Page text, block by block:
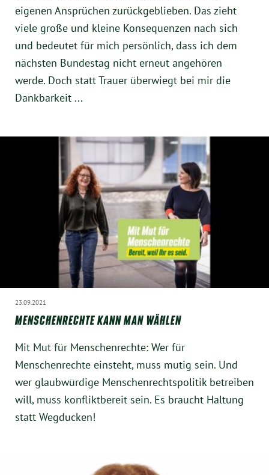
Ämter, Funktionen und Einkünfte
Besuch in Berlin
Praktikum
München
Zur Person
Presse
Twitter
YouTube
eigenen Ansprüchen zurückgeblieben. Das zieht
viele große und kleine Konsequenzen nach sich
und bedeutet für mich persönlich, dass ich dem
nächsten Bundestag nicht erneut angehören
werde. Doch statt Trauer überwiegt bei mir die
Dankbarkeit ...
23.09.2021
MENSCHENRECHTE KANN MAN WÄHLEN
Mit Mut für Menschenrechte: Wer für
Menschenrechte einsteht, muss mutig sein. Und
wer glaubwürdige Menschenrechtspolitik betreiben
will, muss konfliktbereit sein. Es braucht Haltung
statt Wegducken!